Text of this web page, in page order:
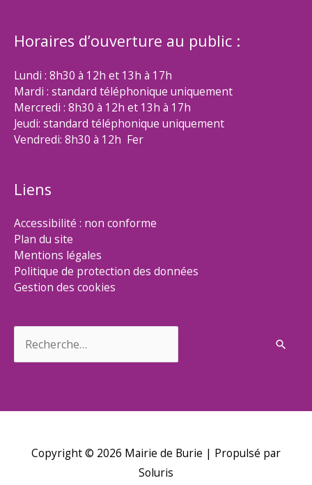
Horaires d’ouverture au public :
Lundi : 8h30 à 12h et 13h à 17h
Mardi : standard téléphonique uniquement
Mercredi : 8h30 à 12h et 13h à 17h
Jeudi: standard téléphonique uniquement
Vendredi: 8h30 à 12h Fer
Liens
Accessibilité : non conforme
Plan du site
Mentions légales
Politique de protection des données
Gestion des cookies
Copyright © 2026 Mairie de Burie | Propulsé par
Soluris